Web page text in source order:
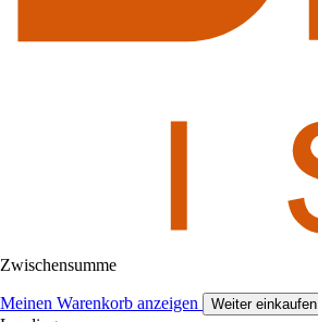
Zwischensumme
Meinen Warenkorb anzeigen Weiter einkaufen